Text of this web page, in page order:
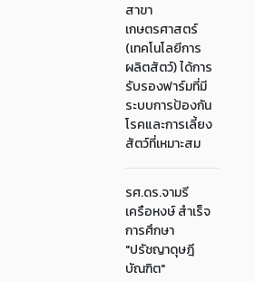
สาขา
เกษตรศาสตร์
(เทคโนโลยีการ
ผลิตสัตว์) ได้การ
รับรองฟาร์มที่มี
ระบบการป้องกัน
โรคและการเลี้ยง
สัตว์ที่เหมาะสม
รศ.ดร.จามรี
เครือหงษ์ สำเร็จ
การศึกษา
"ปรัชญาดุษฎี
บัณฑิต"